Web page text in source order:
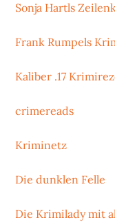
Sonja Hartls
Frank Rumpels
Kaliber .17
crimereads
Kriminetz
Die dunklen Felle
Die Krimilady mit